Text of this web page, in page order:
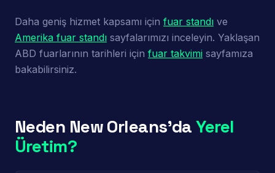
Daha geniş hizmet kapsamı için fuar standı ve
Amerika fuar standı sayfalarımızı inceleyin. Yaklaşan
ABD fuarlarının tarihleri için fuar takvimi sayfamıza
bakabilirsiniz.
Neden New Orleans'daYerel
Üretim?